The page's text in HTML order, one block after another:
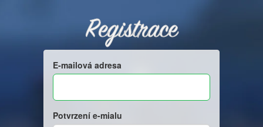
Registrace
E-mailová adresa
Potvrzení e-mialu